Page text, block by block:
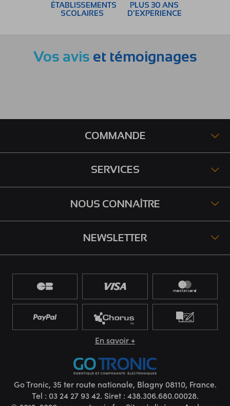
ÉTABLISSEMENTS
SCOLAIRES
PLUS 30 ANS
D’EXPERIENCE
Vos avis et témoignages
COMMANDE
SERVICES
NOUS CONNAÎTRE
NEWSLETTER
En savoir +
Go Tronic, 35 ter route nationale, Blagny 08110, France.
Tel : 03 24 27 93 42. Siret : 438.306.680.00028.